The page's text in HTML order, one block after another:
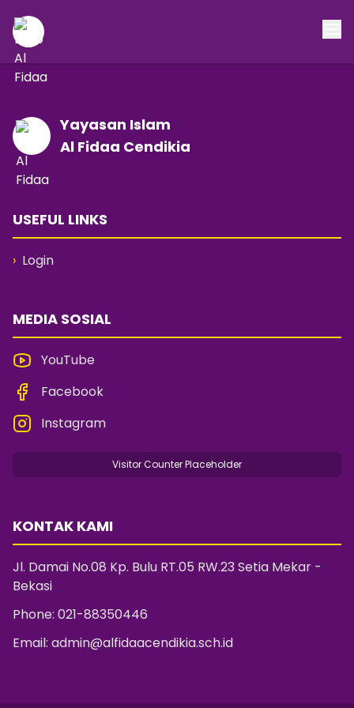
Yayasan Islam
Al Fidaa Cendikia
USEFUL LINKS
› Login
MEDIA SOSIAL
YouTube
Facebook
Instagram
Visitor Counter Placeholder
KONTAK KAMI
Jl. Damai No.08 Kp. Bulu RT.05 RW.23 Setia Mekar -
Bekasi
Phone: 021-88350446
Email: admin@alfidaacendikia.sch.id